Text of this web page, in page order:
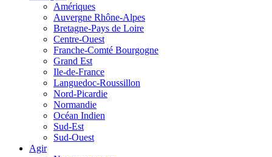
Amériques
Auvergne Rhône-Alpes
Bretagne-Pays de Loire
Centre-Ouest
Franche-Comté Bourgogne
Grand Est
Ile-de-France
Languedoc-Roussillon
Nord-Picardie
Normandie
Océan Indien
Sud-Est
Sud-Ouest
Agir